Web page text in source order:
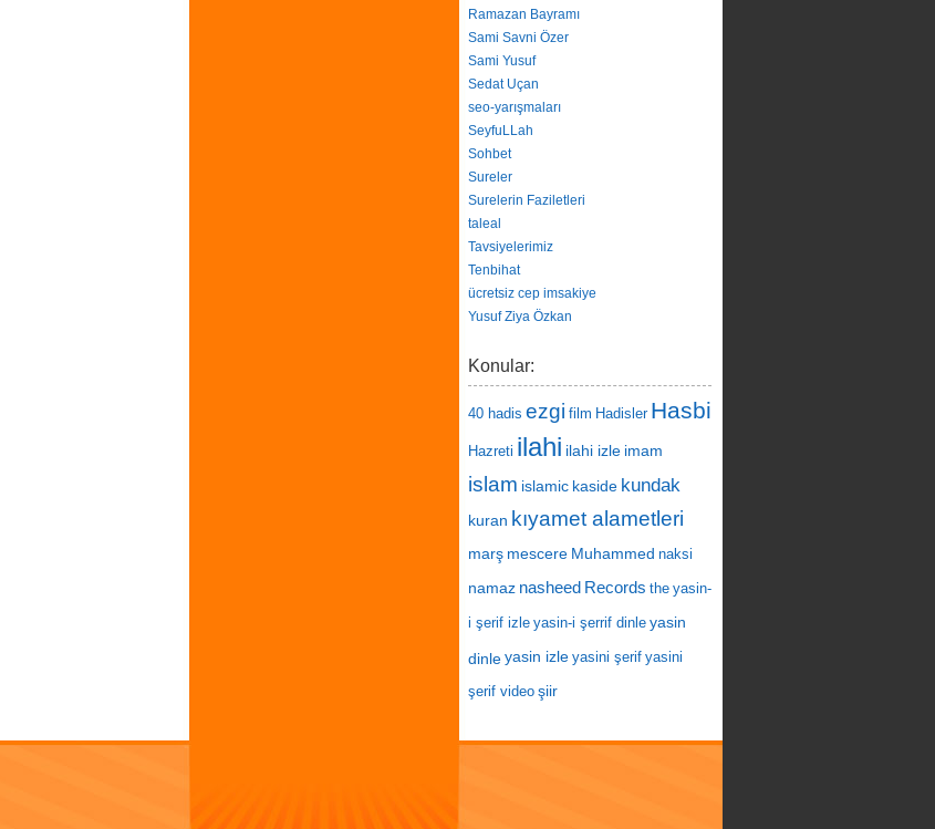
Ramazan Bayramı
Sami Savni Özer
Sami Yusuf
Sedat Uçan
seo-yarışmaları
SeyfuLLah
Sohbet
Sureler
Surelerin Faziletleri
taleal
Tavsiyelerimiz
Tenbihat
ücretsiz cep imsakiye
Yusuf Ziya Özkan
Konular:
40 hadis ezgi film Hadisler Hasbi
Hazreti ilahi ilahi izle imam
islam islamic kaside kundak
kuran kıyamet alametleri
marş mescere Muhammed naksi
namaz nasheed Records the yasin-
i şerif izle yasin-i şerrif dinle yasin
dinle yasin izle yasini şerif yasini
şerif video şiir